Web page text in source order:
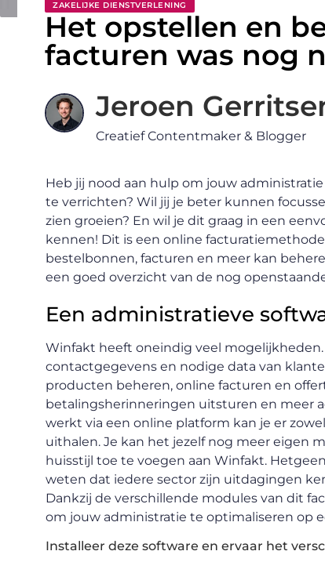
ZAKELIJKE DIENSTVERLENING
Het opstellen en
facturen was nog
Jeroen
Creatief Contentmaker & Blogger
Heb jij nood aan hulp om jouw
te verrichten? Wil jij je beter kunnen
zien groeien? En wil je dit graag in een
kennen! Dit is een online
bestelbonnen, facturen en meer kan
een goed overzicht van de nog
Een administratieve
Winfakt heeft oneindig veel
contactgegevens en nodige data van
producten beheren, online facturen en
betalingsherinneringen uitsturen en meer
werkt via een online platform kan je er
uithalen. Je kan het jezelf nog meer eigen
huisstijl toe te voegen aan Winfakt.
weten dat iedere sector zijn uitdagingen
Dankzij de verschillende modules van dit
om jouw administratie te optimaliseren op
Installeer deze software en ervaar het